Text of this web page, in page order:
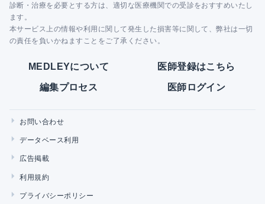
診断・治療を必要とする方は、適切な医療機関での受診をおすすめいたし
ます。
本サービス上の情報や利用に関して発生した損害等に関して、弊社は一切
の責任を負いかねますことをご了承ください。
MEDLEYについて 医師登録はこちら
編集プロセス 医師ログイン
お問い合わせ
データベース利用
広告掲載
利用規約
プライバシーポリシー